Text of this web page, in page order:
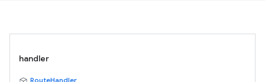
handler
RouteHandler